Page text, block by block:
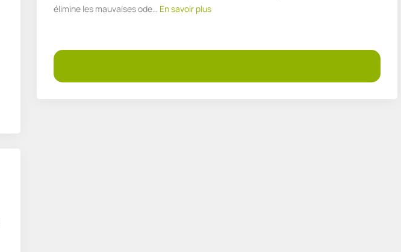
élimine les mauvaises ode… En savoir plus